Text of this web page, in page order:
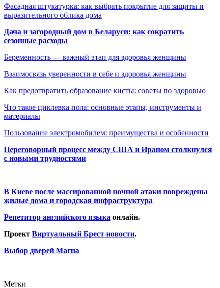
Фасадная штукатурка: как выбрать покрытие для защиты и
выразительного облика дома
Дача и загородный дом в Беларуси: как сократить
сезонные расходы
Беременность — важный этап для здоровья женщины
Взаимосвязь уверенности в себе и здоровья женщины
Как предотвратить образование кисты: советы по здоровью
Что такое циклевка пола: основные этапы, инструменты и
материалы
Пользование электромобилем: преимущества и особенности
Переговорный процесс между США и Ираном столкнулся
с новыми трудностями
В Киеве после массированной ночной атаки повреждены
жилые дома и городская инфраструктура
Репетитор английского языка онлайн.
Проект Виртуальный Брест новости.
Выбор дверей Магна
Метки